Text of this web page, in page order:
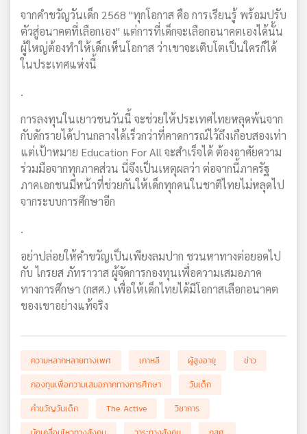
จากคำขวัญวันเด็ก 2568 "ทุกโอกาส คือ การเรียนรู้ พร้อมปรับ
ตัวสู่อนาคตที่เลือกเอง" แต่การที่เด็กจะเลือกอนาคตเองได้นั้น
ผู้ใหญ่ต้องทำให้เด็กเห็นโอกาส ว่าเขาจะเติบโตเป็นใครก็ได้
ในประเทศแห่งนี้
.
การลงทุนในเยาวชนวันนี้ จะช่วยให้ประเทศไทยหลุดพ้นจาก
กับดักรายได้ปานกลางได้เร็วกว่าที่คาดการณ์ไว้ถึงเกือบสองเท่า
แต่เป้าหมาย Education For All จะสำเร็จได้ ต้องอาศัยความ
ร่วมมือจากทุกภาคส่วน นี่จึงเป็นเหตุผลว่า ต่อจากนี้ภาครัฐ
ภาคเอกชนมีหน้าที่ช่วยกันให้เด็กทุกคนในชาติไทยไม่หลุดไป
จากระบบการศึกษาอีก
.
อย่าปล่อยให้คำขวัญเป็นเพียงลมปาก ชวนหาทางต่อยอดไป
กับ ไกรยส ภัทราวาส ผู้จัดการกองทุนเพื่อความเสมอภาค
ทางการศึกษา (กสศ.) เพื่อให้เด็กไทยได้มีโอกาสเลือกอนาคต
ของเขาอย่างแท้จริง
ความหลากหลายทางเพศ เกาหลี ผู้สูงอายุ
ข่าว
กองทุนเพื่อความเสมอภาคทางการศึกษา
วันเด็ก
คำขวัญวันเด็ก
The Active
วิชาการ